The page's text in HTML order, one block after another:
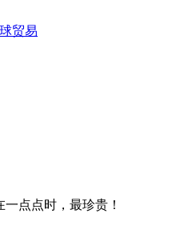
贸易
点点时，最珍贵！